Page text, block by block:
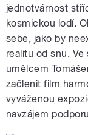
jednotvárnost
kosmickou lodí.
sebe, jako by
realitu od snu.
umělcem
začlenit film
vyváženou
navzájem